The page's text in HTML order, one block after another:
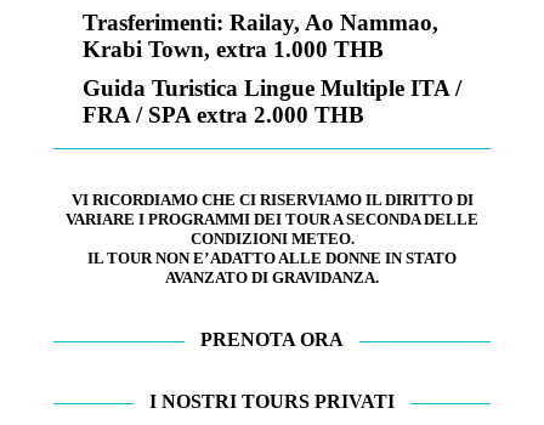
Trasferimenti: Railay, Ao Nammao,
Krabi Town, extra 1.000 THB
Guida Turistica Lingue Multiple ITA /
FRA / SPA extra 2.000 THB
VI RICORDIAMO CHE CI RISERVIAMO IL DIRITTO DI
VARIARE I PROGRAMMI DEI TOUR A SECONDA DELLE
CONDIZIONI METEO.
IL TOUR NON E’ ADATTO ALLE DONNE IN STATO
AVANZATO DI GRAVIDANZA.
PRENOTA ORA
I NOSTRI TOURS PRIVATI